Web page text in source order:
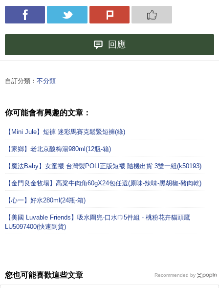
回應
自訂分類： 不分類
你可能會有興趣的文章：
【Mini Jule】短褲 迷彩馬賽克鬆緊短褲(綠)
【家鄉】老北京酸梅湯980ml(12瓶-箱)
【魔法Baby】女童襪 台灣製POLI正版短襪 隨機出貨 3雙一組(k50193)
【金門良金牧場】高粱牛肉角60gX24包任選(原味-辣味-黑胡椒-豬肉乾)
【心一】好水280ml(24瓶-箱)
【美國 Luvable Friends】吸水圍兜-口水巾5件組 - 桃粉花卉貓頭鷹
LU5097400(快速到貨)
您也可能喜歡這些文章 Recommended by